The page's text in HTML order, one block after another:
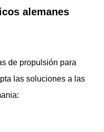
alemanes
de propulsión para
las soluciones a las